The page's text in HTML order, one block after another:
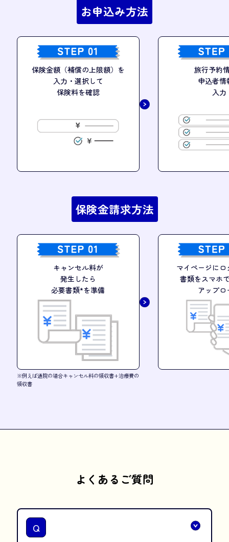
お申込み方法
保険金額（補償の上限額）を
入力・選択して
保険料を確認
旅行予約
申込者情
入力
保険金請求方法
キャンセル料が
発生したら
必要書類*を準備
マイページに
書類をスマホ
アップロ
※例えば通院の場合キャンセル料の領収書+治療費の
領収書
よくあるご質問
Q